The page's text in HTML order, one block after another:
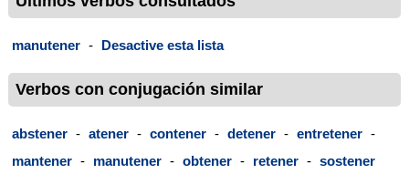
manutener - Desactive esta lista
Verbos con conjugación similar
abstener - atener - contener - detener - entretener -
mantener - manutener - obtener - retener - sostener